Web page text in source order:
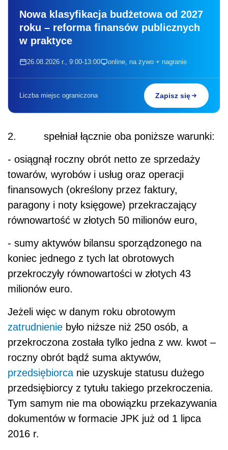
Nowa klasyfikacja budżetowa od 2027
roku – reforma finansów publicznych
w praktyce
26.08.2026 r., 9:00-13:00 online, na żywo + nagranie
Liczba miejsc ograniczona Zapisz się
2. spełniał łącznie oba poniższe warunki:
- osiągnął roczny obrót netto ze sprzedaży
towarów, wyrobów i usług oraz operacji
finansowych (określony przez faktury,
paragony i noty księgowe) przekraczający
równowartość w złotych 50 milionów euro,
- sumy aktywów bilansu sporządzonego na
koniec jednego z tych lat obrotowych
przekroczyły równowartości w złotych 43
milionów euro.
Jeżeli więc w danym roku obrotowym
zatrudnienie było niższe niż 250 osób, a
przekroczona została tylko jedna z ww. kwot –
roczny obrót bądź suma aktywów,
przedsiębiorca nie uzyskuje statusu dużego
przedsiębiorcy z tytułu takiego przekroczenia.
Tym samym nie ma obowiązku przekazywania
dokumentów w formacie JPK już od 1 lipca
2016 r.